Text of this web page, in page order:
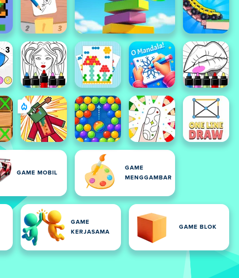
GAME MOBIL
GAME
MENGGAMBAR
GAME
KERJASAMA
GAME BLOK